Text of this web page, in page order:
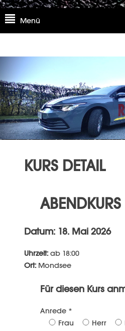
Skip
to
Menü
KURS DETAIL
ABENDKURS
Datum: 18. Mai 2026
Uhrzeit: ab 18:00
Ort: Mondsee
Für diesen Kurs
Anrede *
Frau
Herr